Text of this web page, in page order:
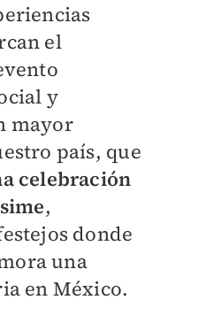
el
y
mayor
país, que
celebración
,
donde
una
en México.